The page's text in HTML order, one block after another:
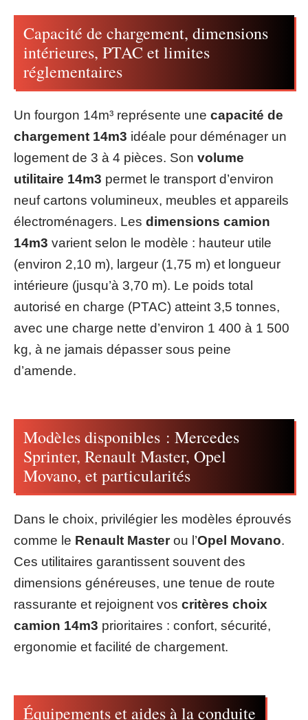
Capacité de chargement, dimensions
intérieures, PTAC et limites
réglementaires
Un fourgon 14m³ représente une capacité de
chargement 14m3 idéale pour déménager un
logement de 3 à 4 pièces. Son volume
utilitaire 14m3 permet le transport d’environ
neuf cartons volumineux, meubles et appareils
électroménagers. Les dimensions camion
14m3 varient selon le modèle : hauteur utile
(environ 2,10 m), largeur (1,75 m) et longueur
intérieure (jusqu’à 3,70 m). Le poids total
autorisé en charge (PTAC) atteint 3,5 tonnes,
avec une charge nette d’environ 1 400 à 1 500
kg, à ne jamais dépasser sous peine
d’amende.
Modèles disponibles : Mercedes
Sprinter, Renault Master, Opel
Movano, et particularités
Dans le choix, privilégier les modèles éprouvés
comme le Renault Masterou l’Opel Movano.
Ces utilitaires garantissent souvent des
dimensions généreuses, une tenue de route
rassurante et rejoignent vos critères choix
camion 14m3 prioritaires : confort, sécurité,
ergonomie et facilité de chargement.
Équipements et aides à la conduite